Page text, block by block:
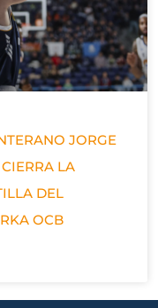
JORGE
LA
DEL
OCB